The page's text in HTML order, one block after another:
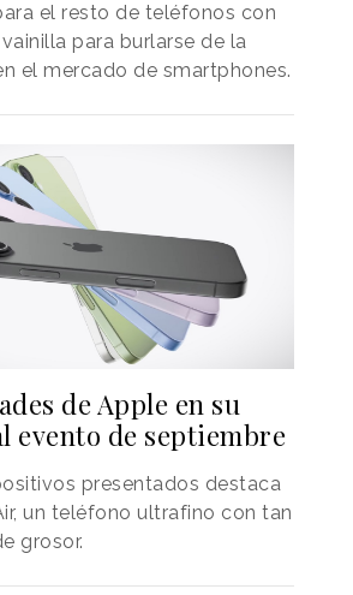
el resto de teléfonos con
para burlarse de la
el mercado de smartphones.
de Apple en su
evento de septiembre
presentados destaca
un teléfono ultrafino con tan
grosor.